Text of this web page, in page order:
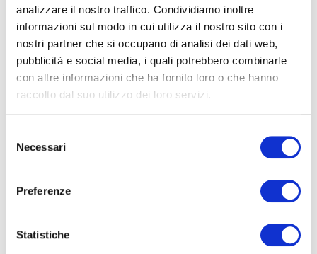
analizzare il nostro traffico. Condividiamo inoltre
informazioni sul modo in cui utilizza il nostro sito con i
nostri partner che si occupano di analisi dei dati web,
pubblicità e social media, i quali potrebbero combinarle
con altre informazioni che ha fornito loro o che hanno
raccolto dal suo utilizzo dei loro servizi.
delNecessari
Preferenze
Statistiche
TUTTE LE CATEGORIE DEL MAGAZINE